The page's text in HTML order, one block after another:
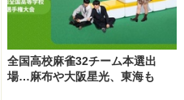
全国高校麻雀32チーム本選出
場…麻布や大阪星光、東海も